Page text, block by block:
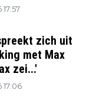
zich uit
met Max
zei...'
17:06